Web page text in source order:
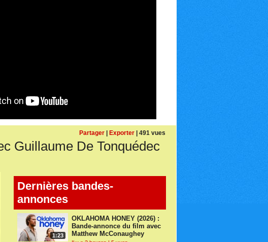
Partager | Exporter | 491 vues
Guillaume De Tonquédec
Dernières bandes-
annonces
1:23
OKLAHOMA HONEY (2026) :
Bande-annonce du film avec
Matthew McConaughey